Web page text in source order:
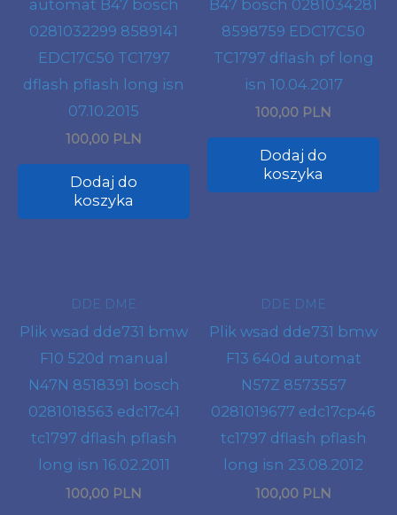
automat B47 bosch
0281032299 8589141
EDC17C50 TC1797
dflash pflash long isn
07.10.2015
100,00 PLN
Dodaj do
koszyka
B47 bosch 0281034281
8598759 EDC17C50
TC1797 dflash pf long
isn 10.04.2017
100,00 PLN
Dodaj do
koszyka
DDE DME
Plik wsad dde731 bmw
F10 520d manual
N47N 8518391 bosch
0281018563 edc17c41
tc1797 dflash pflash
long isn 16.02.2011
100,00 PLN
DDE DME
Plik wsad dde731 bmw
F13 640d automat
N57Z 8573557
0281019677 edc17cp46
tc1797 dflash pflash
long isn 23.08.2012
100,00 PLN